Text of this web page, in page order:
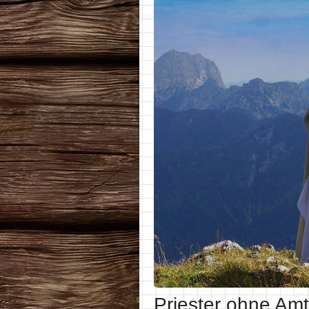
Priester ohne Amt